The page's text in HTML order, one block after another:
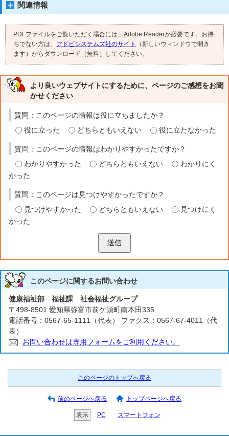
関連情報
PDFファイルをご覧いただく場合には、Adobe Readerが必要です。お持
ちでない方は、 アドビシステムズ社のサイト
（新しいウィンドウで開き
ます）からダウンロード（無料）してください。
より良いウェブサイトにするために、ページのご感想をお聞
かせください
質問：このページの情報は役に立ちましたか？
役に立った
どちらともいえない 役に立たなかった
質問：このページの情報はわかりやすかったですか？
わかりやすかった
どちらともいえない
わかりにく
かった
質問：このページは見つけやすかったですか？
見つけやすかった
どちらともいえない
見つけにく
かった
送信
このページに関するお問い合わせ
健康福祉部 福祉課 社会福祉グループ
〒498-8501 愛知県弥富市前ケ須町南本田335
電話番号：0567-65-1111（代表） ファクス：0567-67-4011（代
表）
お問い合わせは専用フォームをご利用ください。
このページのトップへ戻る
前のページへ戻る トップページへ戻る
表示 PC スマートフォン